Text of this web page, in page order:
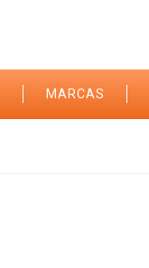
MARCAS